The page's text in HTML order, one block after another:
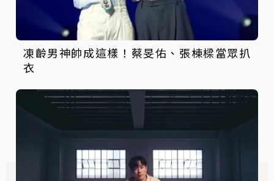
凍齡男神帥成這樣！蔡旻佑、張棟樑當眾扒
衣